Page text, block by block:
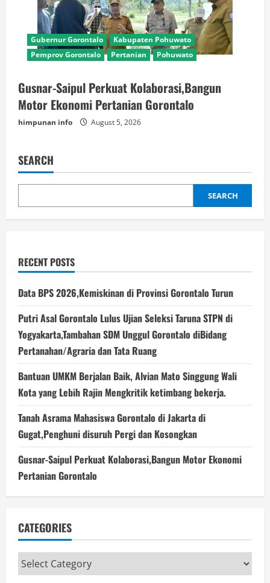
Gubernur Gorontalo
Kabupaten Pohuwato
Pemprov Gorontalo
Pertanian Pohuwato
Gusnar-Saipul Perkuat Kolaborasi,Bangun
Motor Ekonomi Pertanian Gorontalo
himpunan info August 5, 2026
SEARCH
SEARCH
RECENT POSTS
Data BPS 2026,Kemiskinan di Provinsi Gorontalo Turun
Putri Asal Gorontalo Lulus Ujian Seleksi Taruna STPN di
Yogyakarta,Tambahan SDM Unggul Gorontalo diBidang
Pertanahan/Agraria dan Tata Ruang
Bantuan UMKM Berjalan Baik, Alvian Mato Singgung Wali
Kota yang Lebih Rajin Mengkritik ketimbang bekerja.
Tanah Asrama Mahasiswa Gorontalo di Jakarta di
Gugat,Penghuni disuruh Pergi dan Kosongkan
Gusnar-Saipul Perkuat Kolaborasi,Bangun Motor Ekonomi
Pertanian Gorontalo
CATEGORIES
Categories